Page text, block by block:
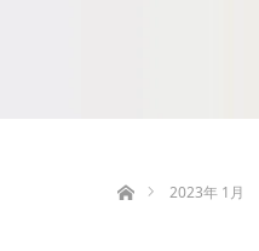
2023年 1月